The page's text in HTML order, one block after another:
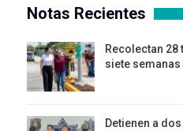
Notas Recientes
Recolectan
siete semanas
Detienen a